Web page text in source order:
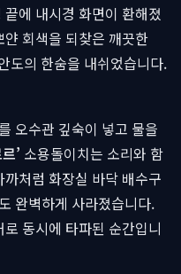
에 내시경 화면이 환해졌
회색을 되찾은 깨끗한
도의 한숨을 내쉬었습니다.
오수관 깊숙이 넣고 물을
’ 소용돌이치는 소리와 함
처럼 화장실 바닥 배수구
완벽하게 사라졌습니다.
동시에 타파된 순간입니